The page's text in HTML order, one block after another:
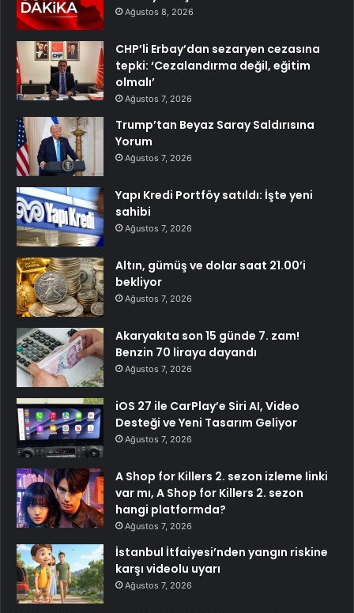
Ağustos 8, 2026
CHP’li Erbay’dan sezaryen cezasına
tepki: ‘Cezalandırma değil, eğitim
olmalı’
Ağustos 7, 2026
Trump’tan Beyaz Saray Saldırısına
Yorum
Ağustos 7, 2026
Yapı Kredi Portföy satıldı: İşte yeni
sahibi
Ağustos 7, 2026
Altın, gümüş ve dolar saat 21.00’i
bekliyor
Ağustos 7, 2026
Akaryakıta son 15 günde 7. zam!
Benzin 70 liraya dayandı
Ağustos 7, 2026
iOS 27 ile CarPlay’e Siri AI, Video
Desteği ve Yeni Tasarım Geliyor
Ağustos 7, 2026
A Shop for Killers 2. sezon izleme linki
var mı, A Shop for Killers 2. sezon
hangi platformda?
Ağustos 7, 2026
İstanbul İtfaiyesi’nden yangın riskine
karşı videolu uyarı
Ağustos 7, 2026